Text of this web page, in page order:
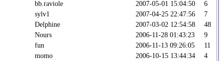
bb.raviole 2007-05-01 15:04:50
6
sylv1 2007-04-25 22:47:56
7
Delphine 2007-03-02 12:54:58
48
Nours 2006-11-28 01:43:23
9
fun 2006-11-13 09:26:05
11
momo 2006-10-15 13:44:34
4